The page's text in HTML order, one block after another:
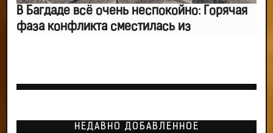
В Багдаде всё очень неспокойно: Горячая
фаза конфликта сместилась из
НЕДАВНО ДОБАВЛЕННОЕ